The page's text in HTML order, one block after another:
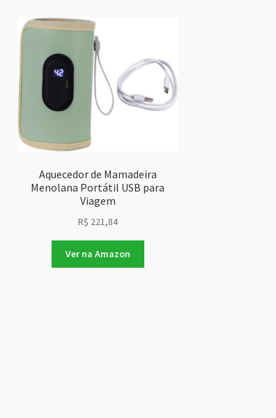
Aquecedor de Mamadeira
Menolana Portátil USB para
Viagem
R$ 221,84
Ver na Amazon